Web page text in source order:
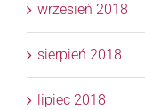
wrzesień 2018
sierpień 2018
lipiec 2018